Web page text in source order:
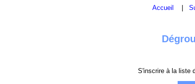
Accueil
S'inscrire à la liste